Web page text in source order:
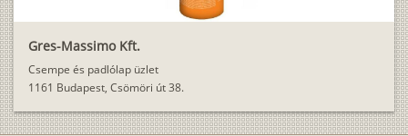
Gres-Massimo Kft.
Csempe és padlólap üzlet
1161 Budapest, Csömöri út 38.